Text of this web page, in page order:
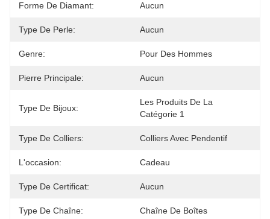
Forme De Diamant: Aucun
Type De Perle: Aucun
Genre: Pour Des Hommes
Pierre Principale: Aucun
Type De Bijoux:
Les Produits De La
Catégorie 1
Type De Colliers: Colliers Avec Pendentif
L'occasion: Cadeau
Type De Certificat: Aucun
Type De Chaîne: Chaîne De Boîtes